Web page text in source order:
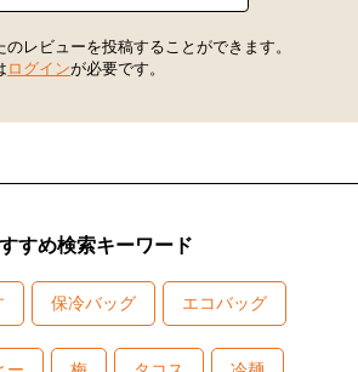
レビューを投稿することができます。
ログインが必要です。
すめ検索キーワード
保冷バッグ エコバッグ